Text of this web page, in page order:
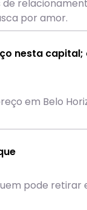
de
por amor.
nesta
em Belo
pode retirar